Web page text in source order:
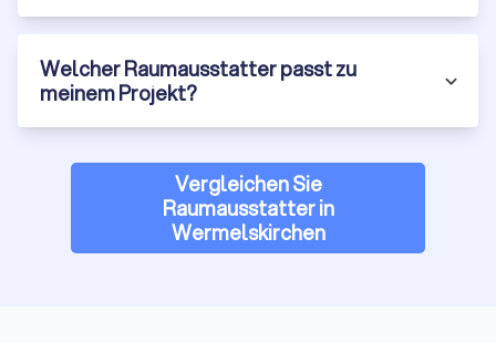
Welcher Raumausstatter passt zu
meinem Projekt?
Vergleichen Sie
Raumausstatter in
Wermelskirchen